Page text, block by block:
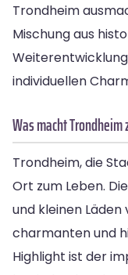
Trondheim
Mischung aus
individuellen
Was macht
Trondheim, die
Ort zum Leben.
und kleinen
charmanten und
Highlight ist der